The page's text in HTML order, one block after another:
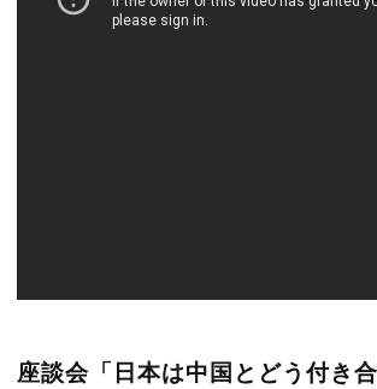
座談会「日本は中国とどう付き合